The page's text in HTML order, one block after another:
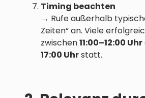
Timing beachten
→ Rufe außerhalb
Zeiten“ an. Viele
zwischen11:00–12:00 Uhr
17:00 Uhrstatt.